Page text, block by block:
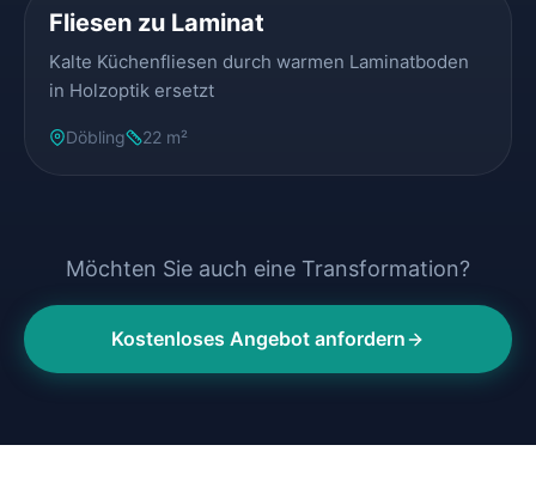
Fliesen zu Laminat
Kalte Küchenfliesen durch warmen Laminatboden
in Holzoptik ersetzt
Döbling 22 m²
Möchten Sie auch eine Transformation?
Kostenloses Angebot anfordern